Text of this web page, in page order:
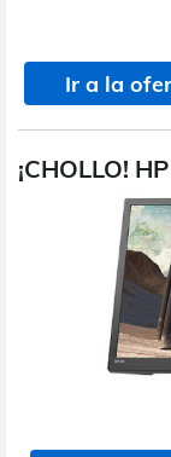
Ir a la
¡CHOLLO!